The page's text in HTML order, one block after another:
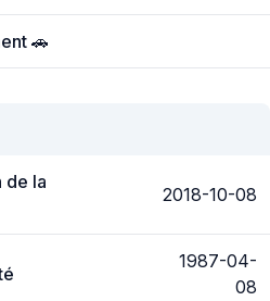
🚗
de la
2018-10-08
1987-04-
08